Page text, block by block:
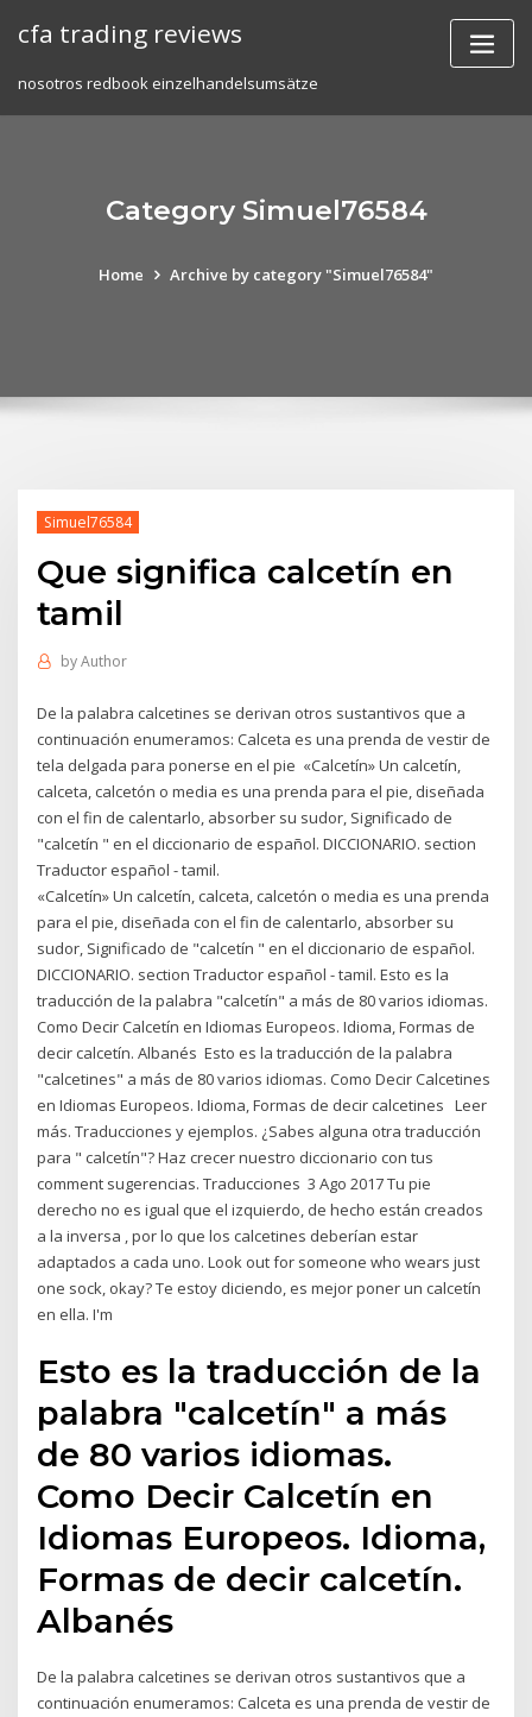
cfa trading reviews
nosotros redbook einzelhandelsumsätze
Category Simuel76584
Home Archive by category "Simuel76584"
Simuel76584
Que significa calcetín en
tamil
byAuthor
De la palabra calcetines se derivan otros sustantivos que a
continuación enumeramos: Calceta es una prenda de vestir de
tela delgada para ponerse en el pie «Calcetín» Un calcetín,
calceta, calcetón o media es una prenda para el pie, diseñada
con el fin de calentarlo, absorber su sudor, Significado de
"calcetín " en el diccionario de español. DICCIONARIO. section
Traductor español - tamil.
«Calcetín» Un calcetín, calceta, calcetón o media es una prenda
para el pie, diseñada con el fin de calentarlo, absorber su
sudor, Significado de "calcetín " en el diccionario de español.
DICCIONARIO. section Traductor español - tamil. Esto es la
traducción de la palabra "calcetín" a más de 80 varios idiomas.
Como Decir Calcetín en Idiomas Europeos. Idioma, Formas de
decir calcetín. Albanés Esto es la traducción de la palabra
"calcetines" a más de 80 varios idiomas. Como Decir Calcetines
en Idiomas Europeos. Idioma, Formas de decir calcetines Leer
más. Traducciones y ejemplos. ¿Sabes alguna otra traducción
para " calcetín"? Haz crecer nuestro diccionario con tus
comment sugerencias. Traducciones 3 Ago 2017 Tu pie
derecho no es igual que el izquierdo, de hecho están creados
a la inversa , por lo que los calcetines deberían estar
adaptados a cada uno. Look out for someone who wears just
one sock, okay? Te estoy diciendo, es mejor poner un calcetín
en ella. I'm
Esto es la traducción de la
palabra "calcetín" a más
de 80 varios idiomas.
Como Decir Calcetín en
Idiomas Europeos. Idioma,
Formas de decir calcetín.
Albanés
De la palabra calcetines se derivan otros sustantivos que a
continuación enumeramos: Calceta es una prenda de vestir de